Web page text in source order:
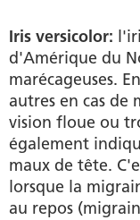
Iris versicolor:
d'Amérique du
marécageuses.
autres en cas de
vision floue ou
également
maux de tête.
lorsque la
au repos